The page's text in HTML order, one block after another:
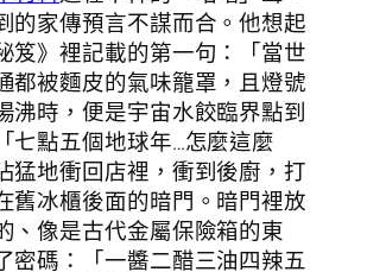
的家傳預言不謀而合。他想起
笈》裡記載的第一句：「當世
都被麵皮的氣味籠罩，且燈號
沸時，便是宇宙水餃臨界點到
七點五個地球年…怎麼這麼
猛地衝回店裡，衝到後廚，打
舊冰櫃後面的暗門。暗門裡放
、像是古代金屬保險箱的東
密碼：「一醬二醋三油四辣五